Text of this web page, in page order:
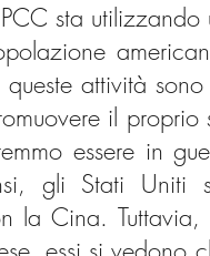
sta utilizzando
queste attività
il
essere in
gli Stati Uniti
la Cina.